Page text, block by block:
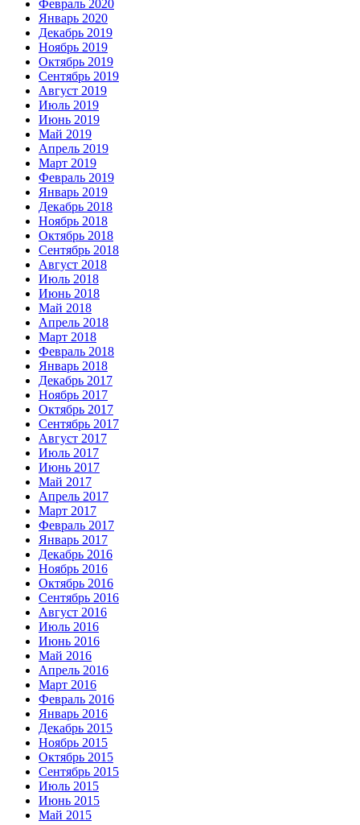
Февраль 2020
Январь 2020
Декабрь 2019
Ноябрь 2019
Октябрь 2019
Сентябрь 2019
Август 2019
Июль 2019
Июнь 2019
Май 2019
Апрель 2019
Март 2019
Февраль 2019
Январь 2019
Декабрь 2018
Ноябрь 2018
Октябрь 2018
Сентябрь 2018
Август 2018
Июль 2018
Июнь 2018
Май 2018
Апрель 2018
Март 2018
Февраль 2018
Январь 2018
Декабрь 2017
Ноябрь 2017
Октябрь 2017
Сентябрь 2017
Август 2017
Июль 2017
Июнь 2017
Май 2017
Апрель 2017
Март 2017
Февраль 2017
Январь 2017
Декабрь 2016
Ноябрь 2016
Октябрь 2016
Сентябрь 2016
Август 2016
Июль 2016
Июнь 2016
Май 2016
Апрель 2016
Март 2016
Февраль 2016
Январь 2016
Декабрь 2015
Ноябрь 2015
Октябрь 2015
Сентябрь 2015
Июль 2015
Июнь 2015
Май 2015